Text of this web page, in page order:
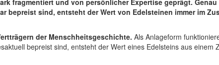
fragmentiert und von persönlicher Expertise geprägt.
bepreist sind, entsteht der Wert von Edelsteinen immer im
der Menschheitsgeschichte. Als Anlageform
bepreist sind, entsteht der Wert eines Edelsteins aus einem